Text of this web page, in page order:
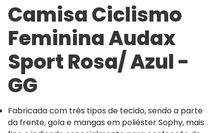
Camisa Ciclismo
Feminina Audax
Sport Rosa/ Azul -
GG
Fabricada com três tipos de tecido, sendo a parte
da frente, gola e mangas em poliéster Sophy, mais